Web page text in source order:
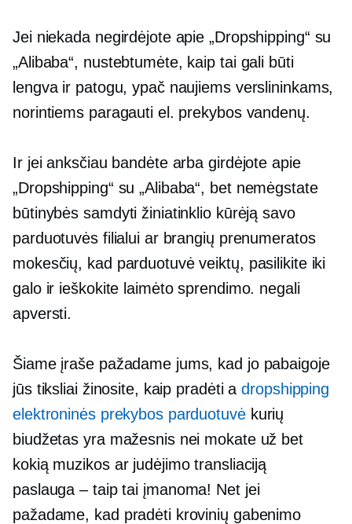
Jei niekada negirdėjote apie „Dropshipping“ su
„Alibaba“, nustebtumėte, kaip tai gali būti
lengva ir patogu, ypač naujiems verslininkams,
norintiems paragauti el. prekybos vandenų.
Ir jei anksčiau bandėte arba girdėjote apie
„Dropshipping“ su „Alibaba“, bet nemėgstate
būtinybės samdyti žiniatinklio kūrėją savo
parduotuvės filialui ar brangių prenumeratos
mokesčių, kad parduotuvė veiktų, pasilikite iki
galo ir ieškokite laimėto sprendimo. negali
apversti.
Šiame įraše pažadame jums, kad jo pabaigoje
jūs tiksliai žinosite, kaip pradėti adropshipping
elektroninės prekybos parduotuvėkurių
biudžetas yra mažesnis nei mokate už bet
kokią muzikos ar judėjimo transliaciją
paslauga – taiptai įmanoma! Net jei
pažadame, kad pradėti krovinių gabenimo